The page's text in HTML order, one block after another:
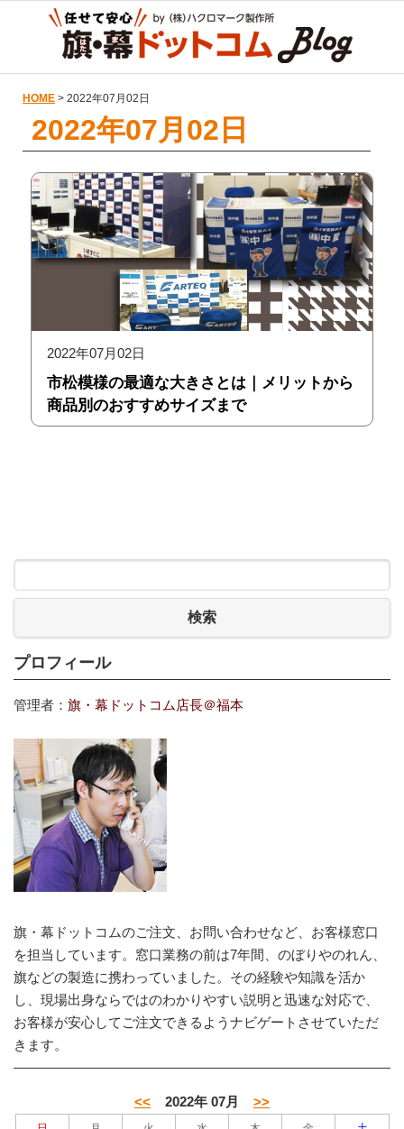
HOME > 2022年07月02日
2022年07月02日
2022年07月02日
市松模様の最適な大きさとは｜メリットから
商品別のおすすめサイズまで
検索
プロフィール
管理者： 旗・幕ドットコム店長＠福本
旗・幕ドットコムのご注文、お問い合わせなど、お客様窓口
を担当しています。窓口業務の前は7年間、のぼりやのれん、
旗などの製造に携わっていました。その経験や知識を活か
し、現場出身ならではのわかりやすい説明と迅速な対応で、
お客様が安心してご注文できるようナビゲートさせていただ
きます。
<< 2022年 07月 >>